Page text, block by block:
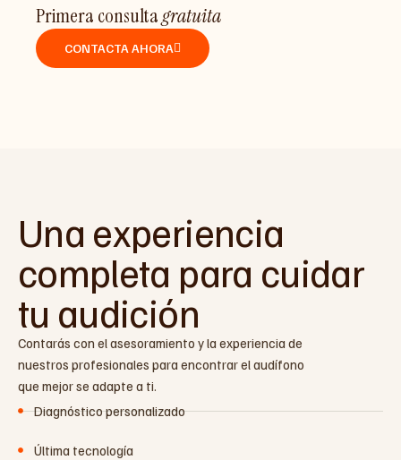
Primera consultagratuita
CONTACTA AHORA
Una experiencia
completa para cuidar
tu audición
Contarás con el asesoramiento y la experiencia de
nuestros profesionales para encontrar el audífono
que mejor se adapte a ti.
Diagnóstico personalizado
Última tecnología